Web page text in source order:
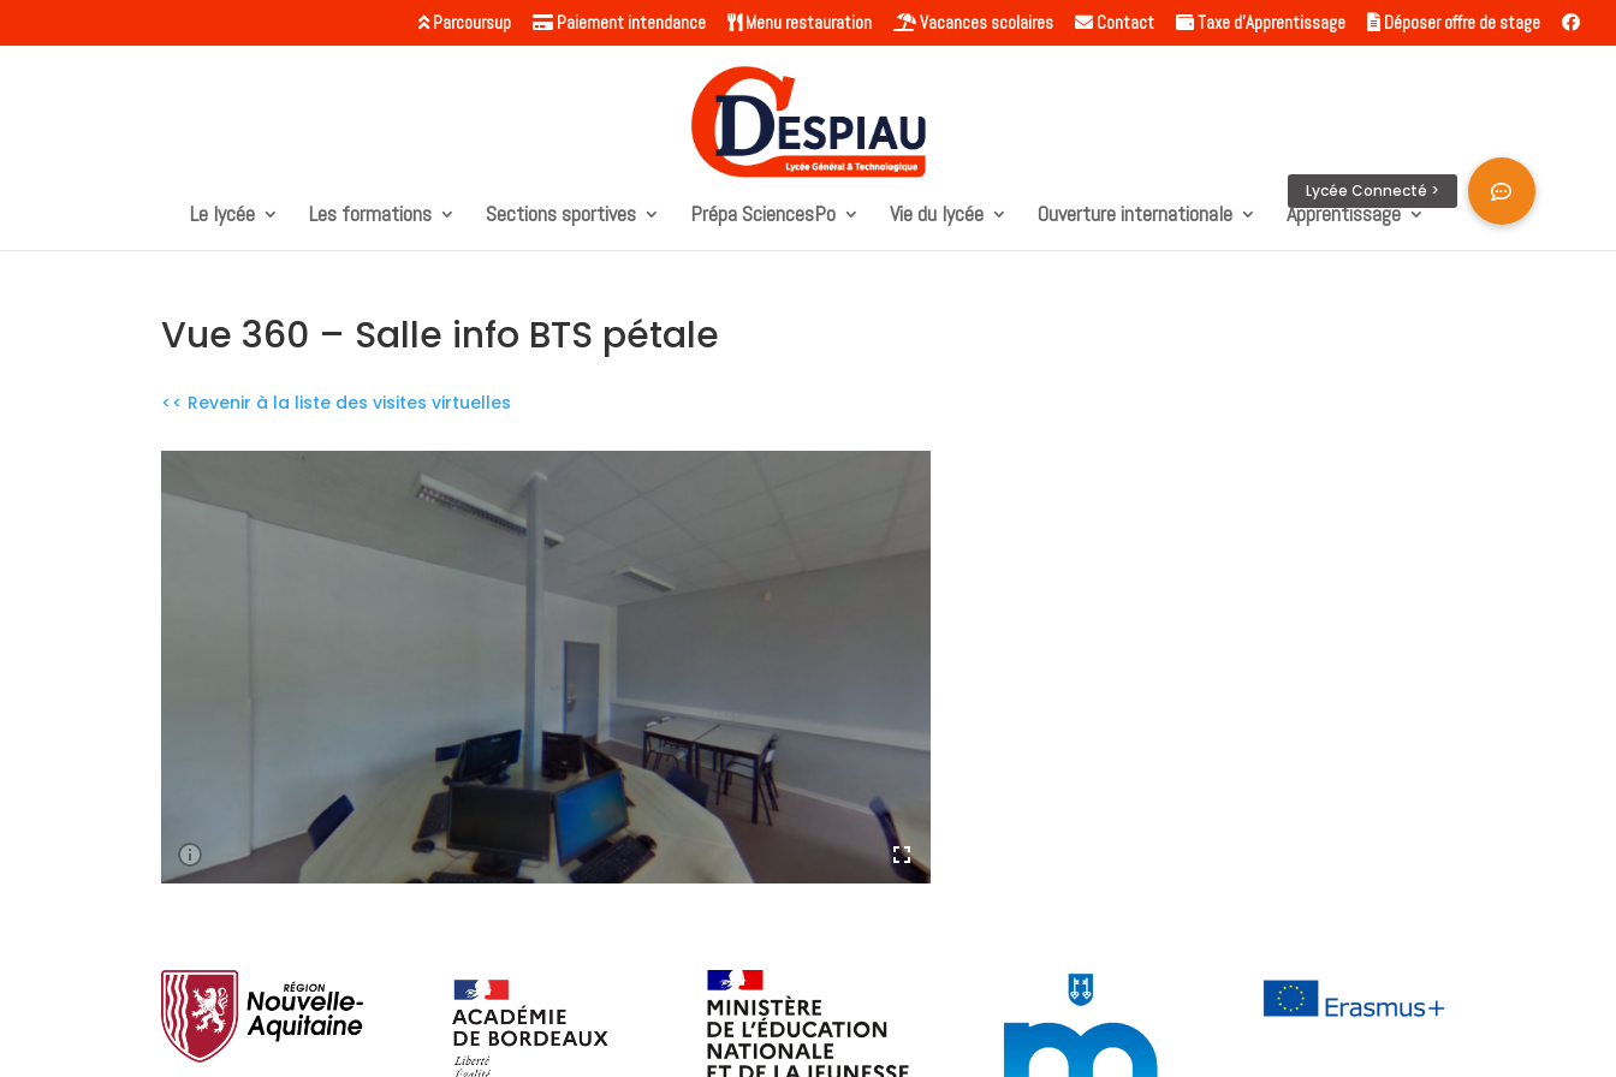
Parcoursup Paiement intendance Menu restauration Vacances scolaires Contact Taxe d’Apprentissage Déposer offre de stage
Le lycée Les formations Sections sportives Prépa SciencesPo Vie du lycée Ouverture internationale Apprentissage
Vue 360 – Salle info BTS pétale
<< Revenir à la liste des visites virtuelles